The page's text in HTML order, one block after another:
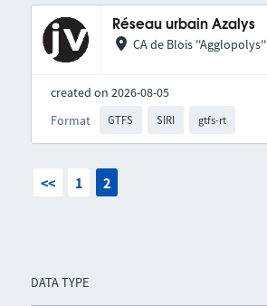
DATA TYPE
Réseau urbain Azalys
CA de Blois ''Agglopolys''
created on 2026-08-05
Format
GTFS SIRI gtfs-rt
<< 1 2